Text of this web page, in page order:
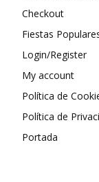
Checkout
Fiestas
Login/Register
My account
Política de
Política de
Portada